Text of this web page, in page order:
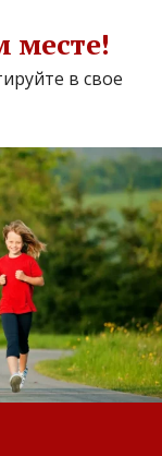
месте!
в свое